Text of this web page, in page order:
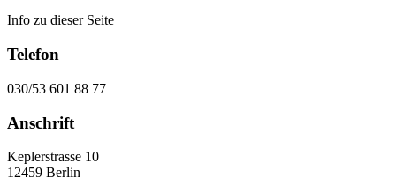
Info zu dieser Seite
Telefon
030/53 601 88 77
Anschrift
Keplerstrasse 10
12459 Berlin